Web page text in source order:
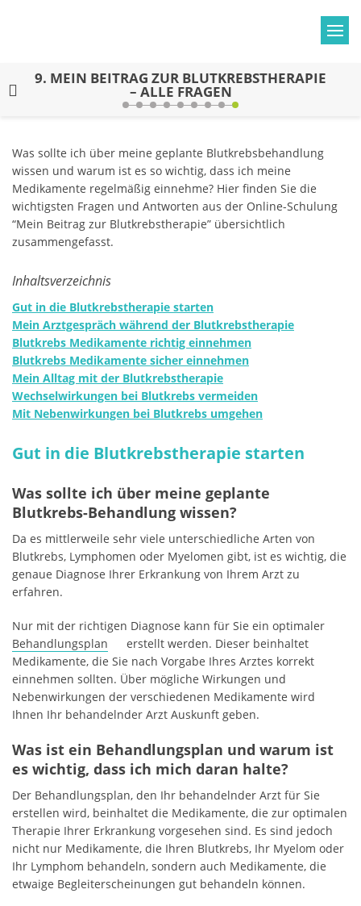
9. MEIN BEITRAG ZUR BLUTKREBSTHERAPIE
– ALLE FRAGEN
Was sollte ich über meine geplante Blutkrebsbehandlung
wissen und warum ist es so wichtig, dass ich meine
Medikamente regelmäßig einnehme? Hier finden Sie die
wichtigsten Fragen und Antworten aus der Online-Schulung
“Mein Beitrag zur Blutkrebstherapie” übersichtlich
zusammengefasst.
Inhaltsverzeichnis
Gut in die Blutkrebstherapie starten
Mein Arztgespräch während der Blutkrebstherapie
Blutkrebs Medikamente richtig einnehmen
Blutkrebs Medikamente sicher einnehmen
Mein Alltag mit der Blutkrebstherapie
Wechselwirkungen bei Blutkrebs vermeiden
Mit Nebenwirkungen bei Blutkrebs umgehen
Gut in die Blutkrebstherapie starten
Was sollte ich über meine geplante
Blutkrebs-Behandlung wissen?
Da es mittlerweile sehr viele unterschiedliche Arten von
Blutkrebs, Lymphomen oder Myelomen gibt, ist es wichtig, die
genaue Diagnose Ihrer Erkrankung von Ihrem Arzt zu
erfahren.
Nur mit der richtigen Diagnose kann für Sie ein optimaler
Behandlungsplan
erstellt werden. Dieser beinhaltet
Medikamente, die Sie nach Vorgabe Ihres Arztes korrekt
einnehmen sollten. Über mögliche Wirkungen und
Nebenwirkungen der verschiedenen Medikamente wird
Ihnen Ihr behandelnder Arzt Auskunft geben.
Was ist ein Behandlungsplan und warum ist
es wichtig, dass ich mich daran halte?
Der Behandlungsplan, den Ihr behandelnder Arzt für Sie
erstellen wird, beinhaltet die Medikamente, die zur optimalen
Therapie Ihrer Erkrankung vorgesehen sind. Es sind jedoch
nicht nur Medikamente, die Ihren Blutkrebs, Ihr Myelom oder
Ihr Lymphom behandeln, sondern auch Medikamente, die
etwaige Begleiterscheinungen gut behandeln können.